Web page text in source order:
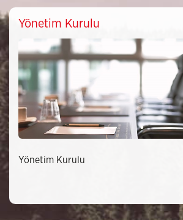
Yönetim Kurulu
Yönetim Kurulu